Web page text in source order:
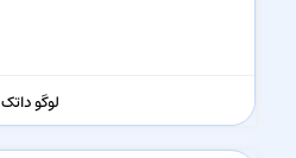
لوگو داتک